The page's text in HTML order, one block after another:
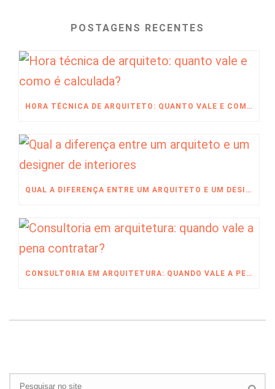
POSTAGENS RECENTES
HORA TÉCNICA DE ARQUITETO: QUANTO VALE E COMO É CALCULADA?
QUAL A DIFERENÇA ENTRE UM ARQUITETO E UM DESIGNER DE INTERIORES
CONSULTORIA EM ARQUITETURA: QUANDO VALE A PENA CONTRATAR?